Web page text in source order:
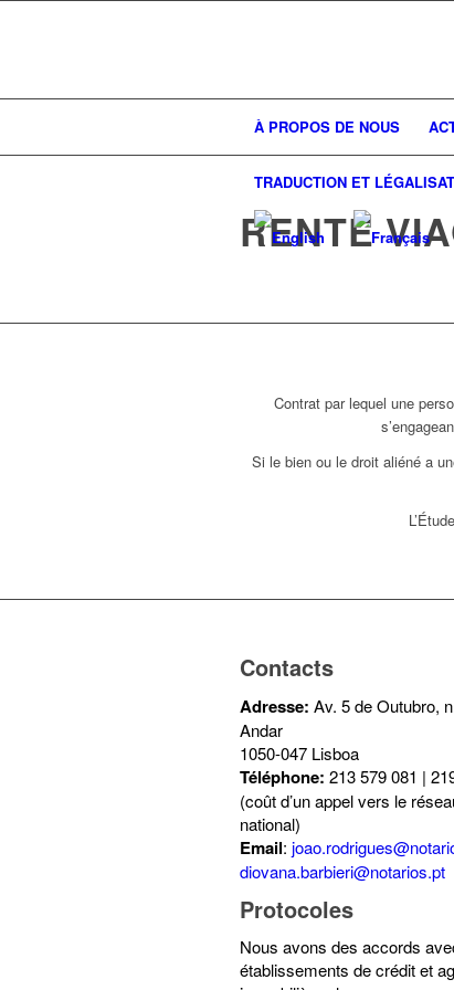
À PROPOS DE NOUS
TRADUCTION ET
RENTE
Contrat par lequel une
Si le bien ou le droit aliéné a
Contacts
Adresse: Av. 5 de Outubro,
Andar
1050-047 Lisboa
Téléphone: 213 579 081 |
(coût d’un appel vers le
national)
Email:
diovana.barbieri@notarios.pt
Protocoles
Nous avons des accords
établissements de crédit et